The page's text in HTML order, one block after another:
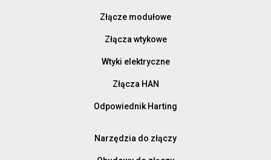
Złącze modułowe
Złącza wtykowe
Wtyki elektryczne
Złącza HAN
Odpowiednik Harting
Narzędzia do złączy